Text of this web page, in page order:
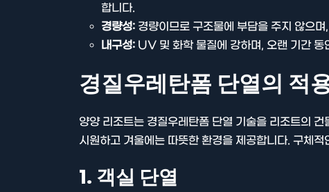
합니다.
경량성: 경량이므로 구조물에 부담을 주지 않으
내구성: UV 및 화학 물질에 강하며, 오랜 기간 동
경질우레탄폼 단열의 적
양양 리조트는 경질우레탄폼 단열 기술을 리조트의
시원하고 겨울에는 따뜻한 환경을 제공합니다. 구체
1. 객실 단열